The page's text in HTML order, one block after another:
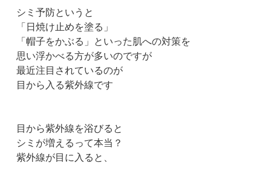
シミ予防というと
「日焼け止めを塗る」
「帽子をかぶる」といった肌への対策を
思い浮かべる方が多いのですが
最近注目されているのが
目から入る紫外線です
目から紫外線を浴びると
シミが増えるって本当？
紫外線が目に入ると、